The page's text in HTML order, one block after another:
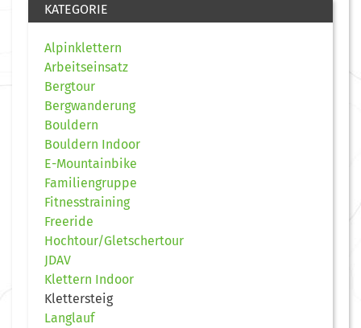
KATEGORIE
Alpinklettern
Arbeitseinsatz
Bergtour
Bergwanderung
Bouldern
Bouldern Indoor
E-Mountainbike
Familiengruppe
Fitnesstraining
Freeride
Hochtour/Gletschertour
JDAV
Klettern Indoor
Klettersteig
Langlauf